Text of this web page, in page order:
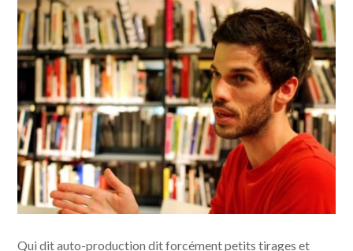
Qui dit auto-production dit forcément petits tirages et